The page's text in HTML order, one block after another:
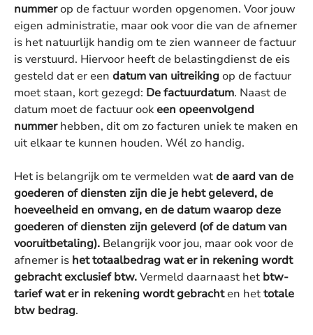
nummerop de factuur worden opgenomen. Voor jouw
eigen administratie, maar ook voor die van de afnemer
is het natuurlijk handig om te zien wanneer de factuur
is verstuurd. Hiervoor heeft de belastingdienst de eis
gesteld dat er een datum van uitreikingop de factuur
moet staan, kort gezegd: De factuurdatum. Naast de
datum moet de factuur ookeen opeenvolgend
nummerhebben, dit om zo facturen uniek te maken en
uit elkaar te kunnen houden. Wél zo handig.
Het is belangrijk om te vermelden watde aard van de
goederen of diensten zijn die je hebt geleverd, de
hoeveelheid en omvang, en de datum waarop deze
goederen of diensten zijn geleverd (of de datum van
vooruitbetaling). Belangrijk voor jou, maar ook voor de
afnemer is het totaalbedrag wat er in rekening wordt
gebracht exclusief btw.Vermeld daarnaast het btw-
tarief wat er in rekening wordt gebrachten hettotale
btw bedrag.